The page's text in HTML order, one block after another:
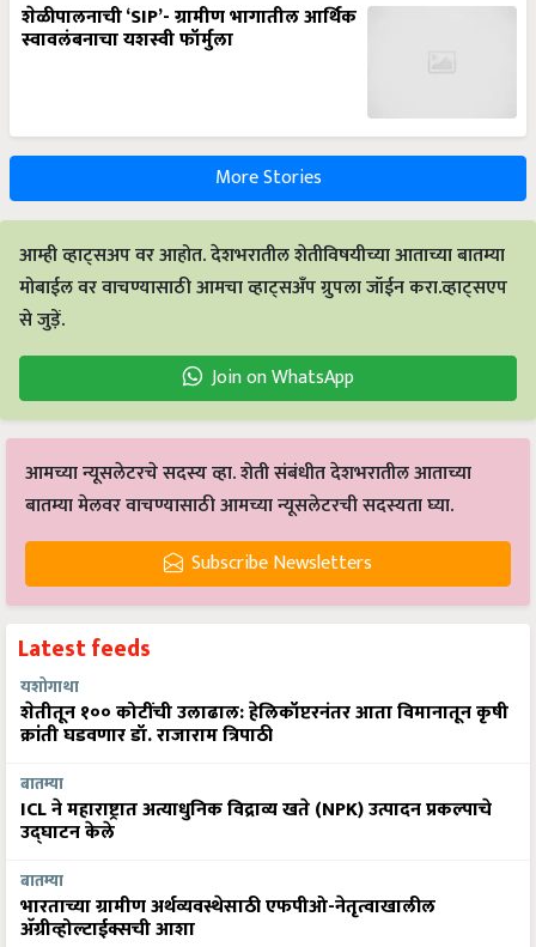
शेळीपालनाची ‘SIP’- ग्रामीण भागातील आर्थिक
स्वावलंबनाचा यशस्वी फॉर्मुला
More Stories
आम्ही व्हाट्सअप वर आहोत. देशभरातील शेतीविषयीच्या आताच्या बातम्या
मोबाईल वर वाचण्यासाठी आमचा व्हाट्सअँप ग्रुपला जॉईन करा.व्हाट्सएप
से जुड़ें.
Join on WhatsApp
आमच्या न्यूसलेटरचे सदस्य व्हा. शेती संबंधीत देशभरातील आताच्या
बातम्या मेलवर वाचण्यासाठी आमच्या न्यूसलेटरची सदस्यता घ्या.
Subscribe Newsletters
Latest feeds
यशोगाथा
शेतीतून १०० कोटींची उलाढाल: हेलिकॉप्टरनंतर आता विमानातून कृषी
क्रांती घडवणार डॉ. राजाराम त्रिपाठी
बातम्या
ICL ने महाराष्ट्रात अत्याधुनिक विद्राव्य खते (NPK) उत्पादन प्रकल्पाचे
उद्घाटन केले
बातम्या
भारताच्या ग्रामीण अर्थव्यवस्थेसाठी एफपीओ-नेतृत्वाखालील
अ‍ॅग्रीव्होल्टाईक्सची आशा